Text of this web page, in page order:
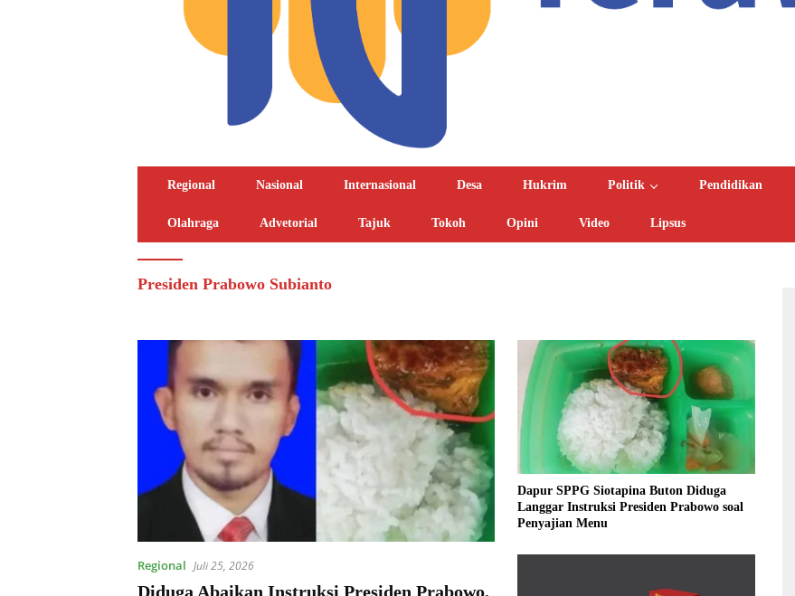
Regional Nasional Internasional Desa Hukrim Politik Pendidikan
Olahraga Advetorial Tajuk Tokoh Opini Video Lipsus
Presiden Prabowo Subianto
Regional Juli 25, 2026
Diduga Abaikan Instruksi Presiden Prabowo,
Dapur SPPG Siotapina Buton Diduga
Langgar Instruksi Presiden Prabowo soal
Penyajian Menu